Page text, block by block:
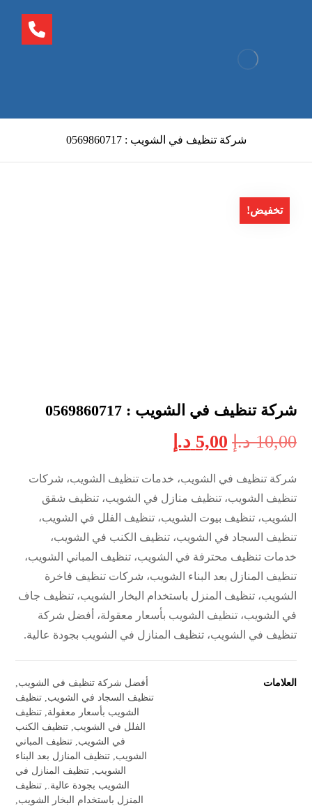
شركة تنظيف في الشويب : 0569860717
تخفيض!
شركة تنظيف في الشويب : 0569860717
10,00 د.إ 5,00 د.إ
شركة تنظيف في الشويب، خدمات تنظيف الشويب، شركات
تنظيف الشويب، تنظيف منازل في الشويب، تنظيف شقق
الشويب، تنظيف بيوت الشويب، تنظيف الفلل في الشويب،
تنظيف السجاد في الشويب، تنظيف الكنب في الشويب،
خدمات تنظيف محترفة في الشويب، تنظيف المباني الشويب،
تنظيف المنازل بعد البناء الشويب، شركات تنظيف فاخرة
الشويب، تنظيف المنزل باستخدام البخار الشويب، تنظيف جاف
في الشويب، تنظيف الشويب بأسعار معقولة، أفضل شركة
تنظيف في الشويب، تنظيف المنازل في الشويب بجودة عالية.
العلامات أفضل شركة تنظيف في الشويب,
تنظيف السجاد في الشويب, تنظيف
الشويب بأسعار معقولة, تنظيف
الفلل في الشويب, تنظيف الكنب
في الشويب, تنظيف المباني
الشويب, تنظيف المنازل بعد البناء
الشويب, تنظيف المنازل في
الشويب بجودة عالية., تنظيف
المنزل باستخدام البخار الشويب,